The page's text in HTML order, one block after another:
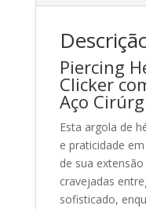
Piercing
Clicker
Aço
Esta argola de
e praticidade
de sua
cravejadas
sofisticado,